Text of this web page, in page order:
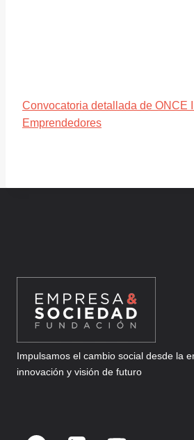
Convocatoria detallada de ONCE
Emprendedores
Impulsamos el cambio social desde la
innovación y visión de futuro